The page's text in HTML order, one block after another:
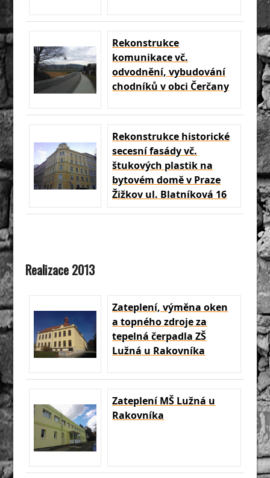
Rekonstrukce
komunikace vč.
odvodnění, vybudování
chodníků v obci Čerčany
Rekonstrukce historické
secesní fasády vč.
štukových plastik na
bytovém domě v Praze
Žižkov ul. Blatníková 16
Realizace 2013
Zateplení, výměna oken
a topného zdroje za
tepelná čerpadla ZŠ
Lužná u Rakovníka
Zateplení MŠ Lužná u
Rakovníka